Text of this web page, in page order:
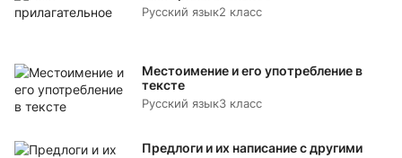
Русский язык2 класс
Местоимение и его употребление в
тексте
Русский язык3 класс
Предлоги и их написание с другими